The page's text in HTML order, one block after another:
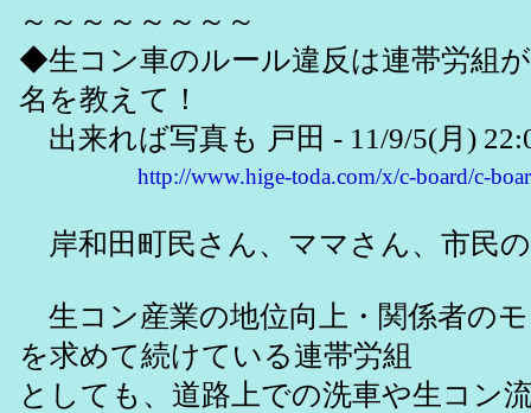
～～～～～～～～
◆生コン車のルール違反は連帯労組
名を教えて！
出来れば写真も 戸田 - 11/9/5(月)
http://www.hige-toda.com/x/c-board/c-
岸和田町民さん、ママさん、市民
生コン産業の地位向上・関係者の
を求めて続けている連帯労組
としても、道路上での洗車や生コン